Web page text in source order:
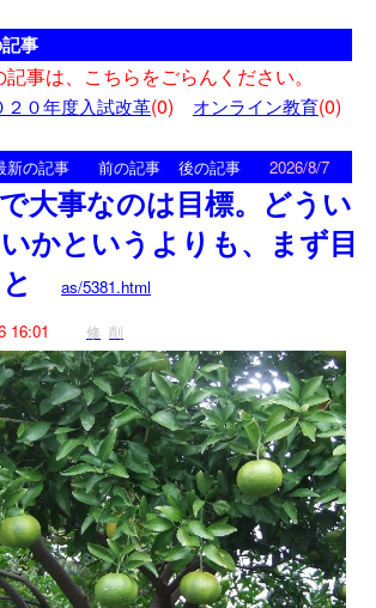
事
事は、こちらをごらんください。
２０年度入試改革(0) オンライン教育(0)
新の記事 前の記事 後の記事 2026/8/7
大事なのは目標。どうい
かというよりも、まず目
as/5381.html
16:01 修 削